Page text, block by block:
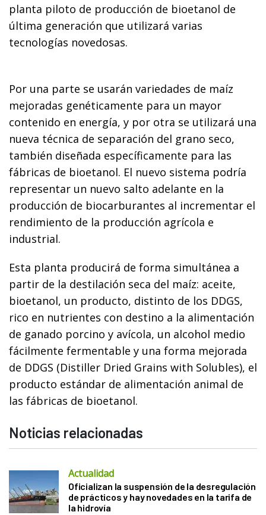
planta piloto de producción de bioetanol de
última generación que utilizará varias
tecnologías novedosas.
Por una parte se usarán variedades de maíz
mejoradas genéticamente para un mayor
contenido en energía, y por otra se utilizará una
nueva técnica de separación del grano seco,
también diseñada específicamente para las
fábricas de bioetanol. El nuevo sistema podría
representar un nuevo salto adelante en la
producción de biocarburantes al incrementar el
rendimiento de la producción agrícola e
industrial.
Esta planta producirá de forma simultánea a
partir de la destilación seca del maíz: aceite,
bioetanol, un producto, distinto de los DDGS,
rico en nutrientes con destino a la alimentación
de ganado porcino y avícola, un alcohol medio
fácilmente fermentable y una forma mejorada
de DDGS (Distiller Dried Grains with Solubles), el
producto estándar de alimentación animal de
las fábricas de bioetanol.
Noticias relacionadas
Actualidad
Oficializan la suspensión de la desregulación
de prácticos y hay novedades en la tarifa de
la hidrovía